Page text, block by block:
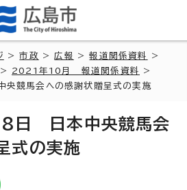
>市政 >広報 >報道関係資料
>
> 2021年10月 報道関係資料
>
競馬会への感謝状贈呈式の実施
日 日本中央競馬会
式の実施